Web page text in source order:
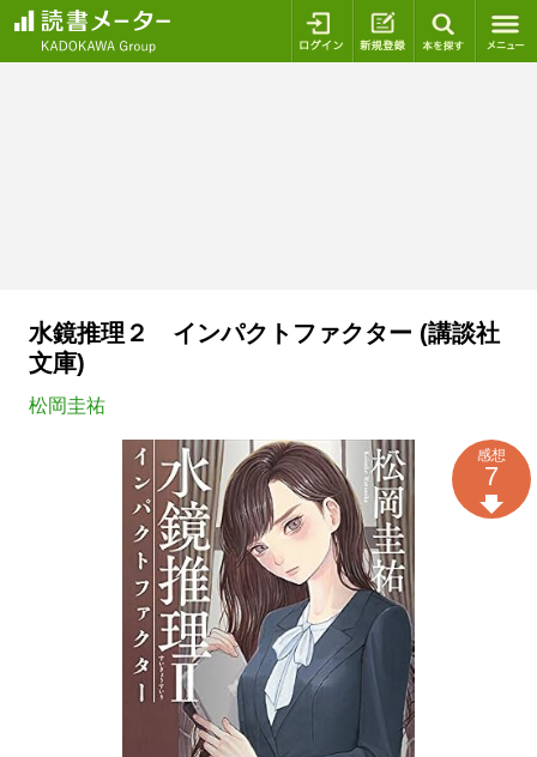
ログイン 新規登録
水鏡推理２ インパクトファクター (講談社
文庫)
松岡圭祐
感想
7